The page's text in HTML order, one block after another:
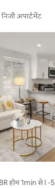
अपार्टमेंट
होम 1min से I -5